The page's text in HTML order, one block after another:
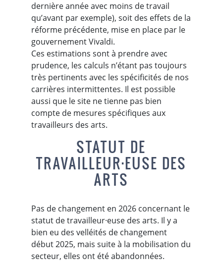
dernière année avec moins de travail
qu’avant par exemple), soit des effets de la
réforme précédente, mise en place par le
gouvernement Vivaldi.
Ces estimations sont à prendre avec
prudence, les calculs n’étant pas toujours
très pertinents avec les spécificités de nos
carrières intermittentes. Il est possible
aussi que le site ne tienne pas bien
compte de mesures spécifiques aux
travailleurs des arts.
STATUT DE
TRAVAILLEUR·EUSE DES
ARTS
Pas de changement en 2026 concernant le
statut de travailleur·euse des arts. Il y a
bien eu des velléités de changement
début 2025, mais suite à la mobilisation du
secteur, elles ont été abandonnées.